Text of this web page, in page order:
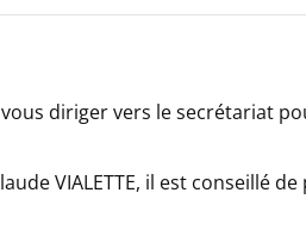
diriger vers le secrétariat
VIALETTE, il est conseillé